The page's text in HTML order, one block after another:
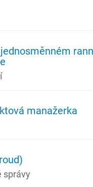
manažerka
správy